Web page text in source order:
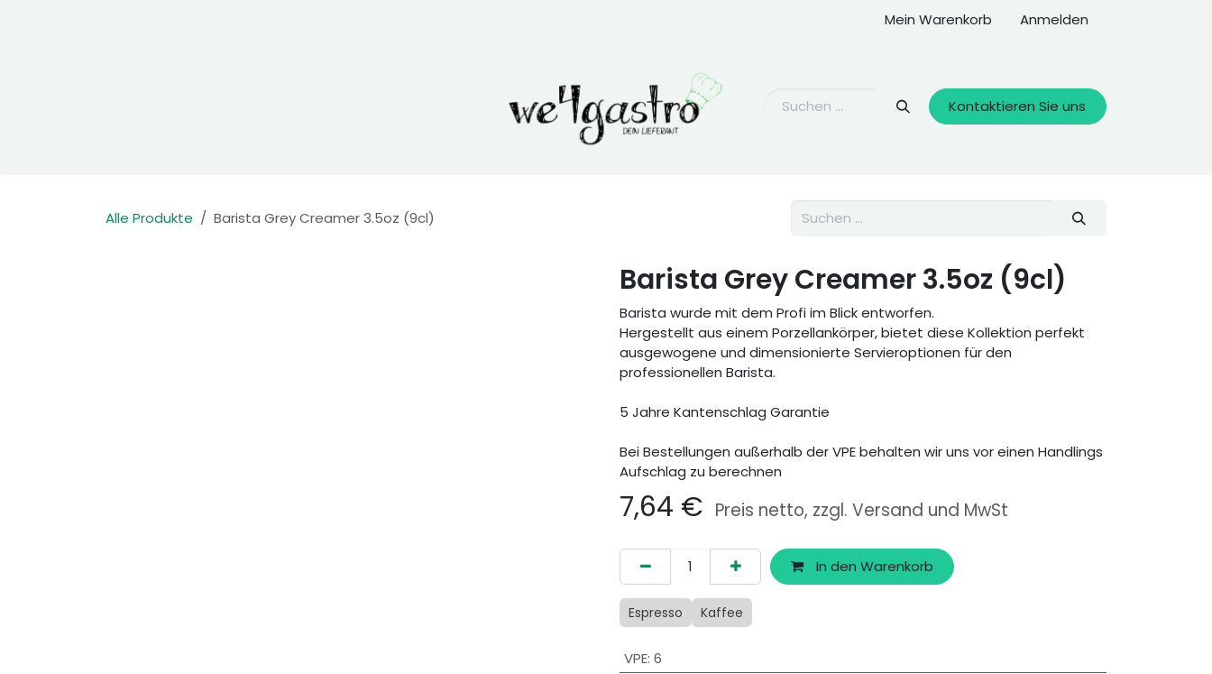
Mein Warenkorb Anmelden
Kontaktieren Sie uns
Alle Produkte Barista Grey Creamer 3.5oz (9cl)
Barista Grey Creamer 3.5oz (9cl)
Barista wurde mit dem Profi im Blick entworfen.
Hergestellt aus einem Porzellankörper, bietet diese Kollektion perfekt
ausgewogene und dimensionierte Servieroptionen für den
professionellen Barista.
5 Jahre Kantenschlag Garantie
Bei Bestellungen außerhalb der VPE behalten wir uns vor einen Handlings
Aufschlag zu berechnen
7,64 € Preis netto, zzgl. Versand und MwSt
In den Warenkorb
Espresso Kaffee
VPE: 6